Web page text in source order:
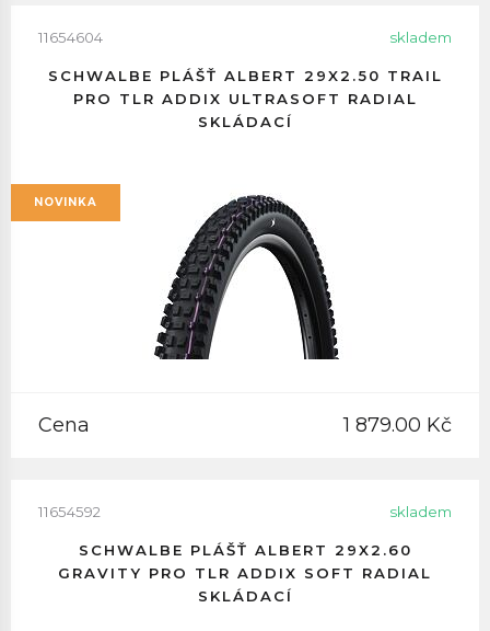
11654604 skladem
SCHWALBE PLÁŠŤ ALBERT 29X2.50 TRAIL
PRO TLR ADDIX ULTRASOFT RADIAL
SKLÁDACÍ
NOVINKA
Cena 1 879.00 Kč
11654592 skladem
SCHWALBE PLÁŠŤ ALBERT 29X2.60
GRAVITY PRO TLR ADDIX SOFT RADIAL
SKLÁDACÍ